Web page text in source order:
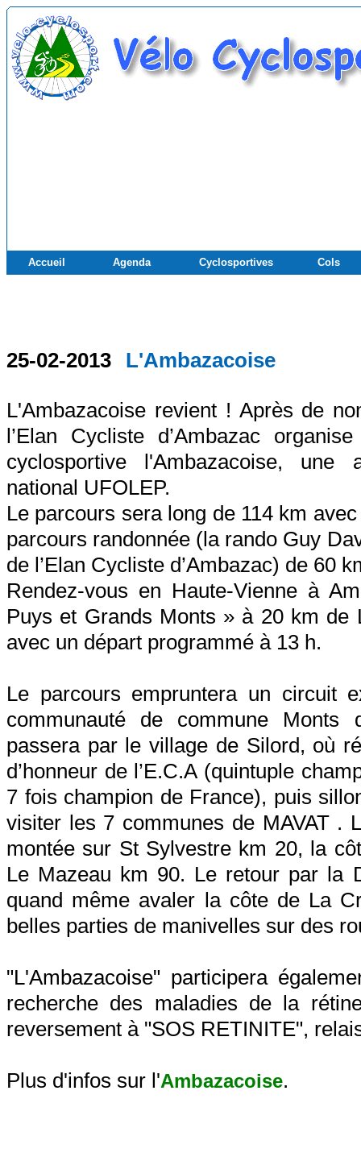
Accueil Agenda Cyclosportives Cols
25-02-2013 L'Ambazacoise
L'Ambazacoise revient ! Après de
l’Elan Cycliste d’Ambazac
cyclosportive l'Ambazacoise, une
national UFOLEP.
Le parcours sera long de 114 km
parcours randonnée (la rando Guy
de l’Elan Cycliste d’Ambazac) de 60
Rendez-vous en Haute-Vienne à
Puys et Grands Monts » à 20 km de
avec un départ programmé à 13 h.
Le parcours empruntera un circuit
communauté de commune Monts
passera par le village de Silord, où
d’honneur de l’E.C.A (quintuple
7 fois champion de France), puis
visiter les 7 communes de MAVAT .
montée sur St Sylvestre km 20, la
Le Mazeau km 90. Le retour par la
quand même avaler la côte de La
belles parties de manivelles sur des
"L'Ambazacoise" participera
recherche des maladies de la
reversement à "SOS RETINITE",
Plus d'infos sur l'Ambazacoise.